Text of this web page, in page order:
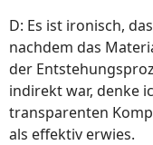
D: Es ist ironisch,
nachdem das
der
indirekt war, denke
transparenten
als effektiv erwies.